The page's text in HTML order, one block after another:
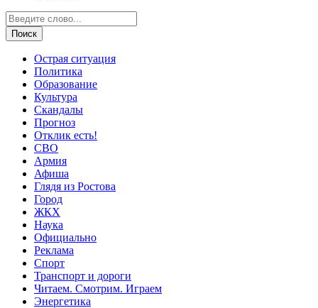
Острая ситуация
Политика
Образование
Культура
Скандалы
Прогноз
Отклик есть!
СВО
Армия
Афиша
Глядя из Ростова
Город
ЖКХ
Наука
Официально
Реклама
Спорт
Транспорт и дороги
Читаем. Смотрим. Играем
Энергетика